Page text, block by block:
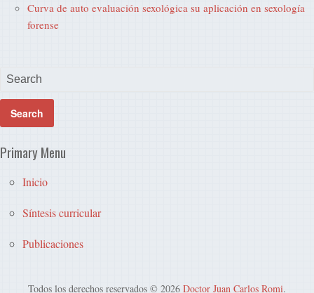
Curva de auto evaluación sexológica su aplicación en sexología
forense
Primary Menu
Inicio
Síntesis curricular
Publicaciones
Todos los derechos reservados © 2026 Doctor Juan Carlos Romi.